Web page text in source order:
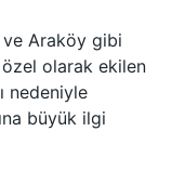
ve Araköy gibi
olarak ekilen
nedeniyle
büyük ilgi